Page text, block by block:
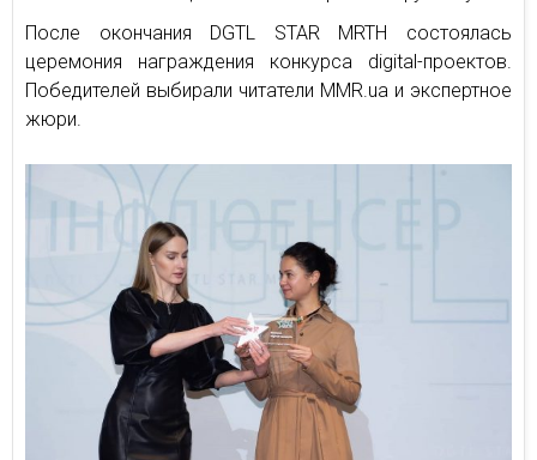
После окончания DGTL STAR MRTH состоялась
церемония награждения конкурса digital-проектов.
Победителей выбирали читатели MMR.ua и экспертное
жюри.